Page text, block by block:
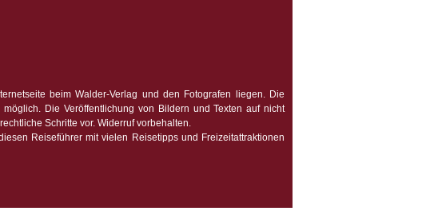
beim Walder-Verlag und den Fotografen liegen. Die
Die Veröffentlichung von Bildern und Texten auf nicht
Schritte vor. Widerruf vorbehalten.
Reiseführer mit vielen Reisetipps und Freizeitattraktionen